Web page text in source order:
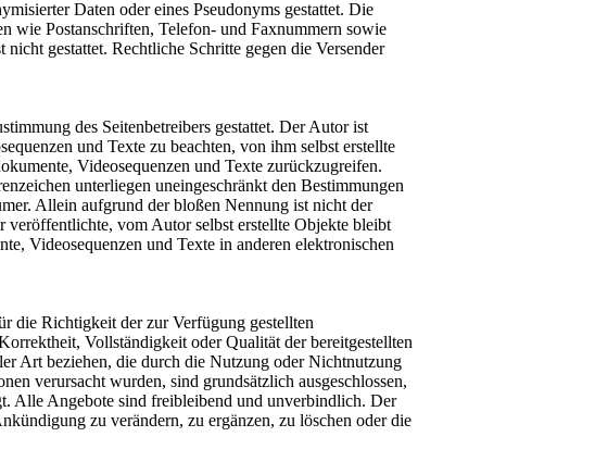
Daten oder eines Pseudonyms gestattet. Die
wie Postanschriften, Telefon- und Faxnummern sowie
gestattet. Rechtliche Schritte gegen die Versender
des Seitenbetreibers gestattet. Der Autor ist
und Texte zu beachten, von ihm selbst erstellte
Videosequenzen und Texte zurückzugreifen.
unterliegen uneingeschränkt den Bestimmungen
Allein aufgrund der bloßen Nennung ist nicht der
veröffentlichte, vom Autor selbst erstellte Objekte bleibt
Videosequenzen und Texte in anderen elektronischen
die Richtigkeit der zur Verfügung gestellten
Vollständigkeit oder Qualität der bereitgestellten
Art beziehen, die durch die Nutzung oder Nichtnutzung
verursacht wurden, sind grundsätzlich ausgeschlossen,
Alle Angebote sind freibleibend und unverbindlich. Der
zu verändern, zu ergänzen, zu löschen oder die